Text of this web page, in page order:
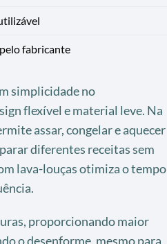
fabricante
simplicidade no
flexível e material leve. Na
assar, congelar e aquecer
diferentes receitas sem
lava-louças otimiza o tempo
proporcionando maior
o desenforme, mesmo para